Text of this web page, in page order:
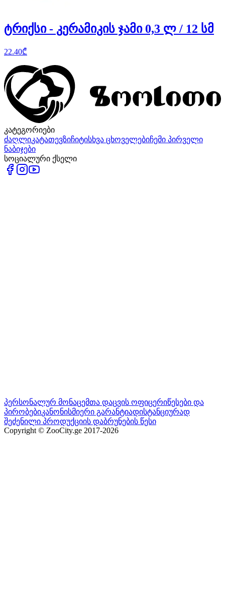
ტრიქსი - კერამიკის ჯამი 0,3 ლ / 12 სმ
22.40₾
კატეგორიები
ძაღლიკატათევზიჩიტისხვა ცხოველებიჩემი პირველი
ნაბიჯები
სოციალური ქსელი
პერსონალურ მონაცემთა დაცვის ოფიცერიწესები და
პირობებიკანონისმიერი გარანტიადისტანციურად
შეძენილი პროდუქციის დაბრუნების წესი
Copyright © ZooCity.ge 2017-2026